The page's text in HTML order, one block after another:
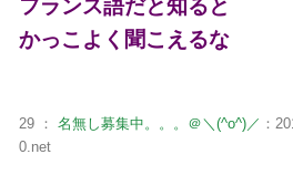
フランス語だと知ると
かっこよく聞こえるな
29 ： 名無し募集中。。。＠＼(^o^)／ ：
0.net